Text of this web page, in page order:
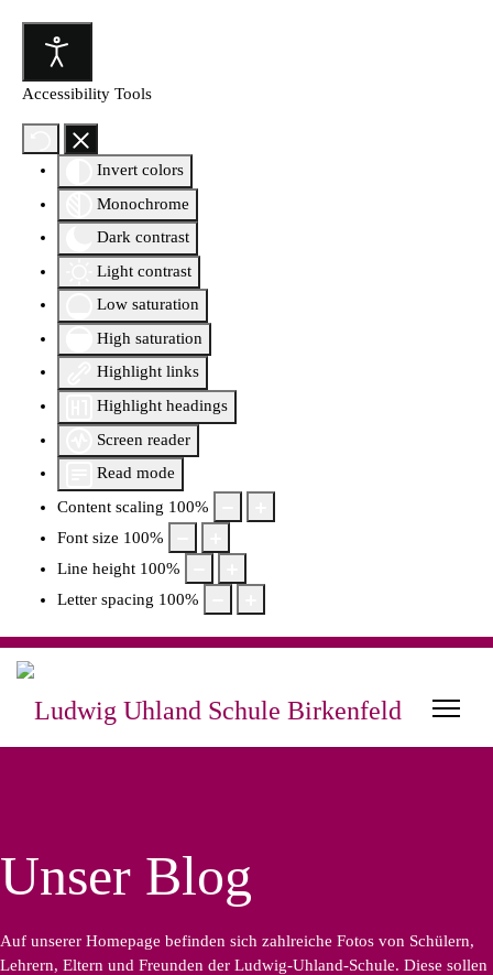
Accessibility Tools
Invert colors
Monochrome
Dark contrast
Light contrast
Low saturation
High saturation
Highlight links
Highlight headings
Screen reader
Read mode
Content scaling 100%
Font size 100%
Line height 100%
Letter spacing 100%
Unser Blog
Auf unserer Homepage befinden sich zahlreiche Fotos von Schülern,
Lehrern, Eltern und Freunden der Ludwig-Uhland-Schule. Diese sollen